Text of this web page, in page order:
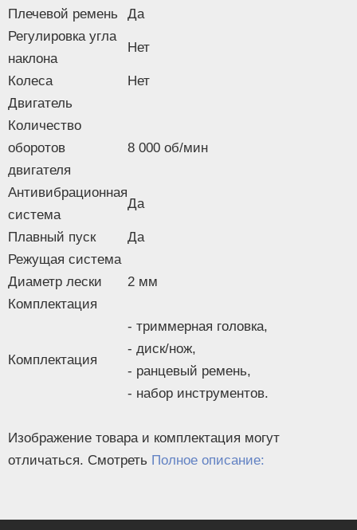
Плечевой ремень
Да
Регулировка угла
наклона
Нет
Колеса
Нет
Двигатель
Количество
оборотов
двигателя
8 000 об/мин
Антивибрационная
система
Да
Плавный пуск
Да
Режущая система
Диаметр лески
2 мм
Комплектация
Комплектация
- триммерная головка,
- диск/нож,
- ранцевый ремень,
- набор инструментов.
Изображение товара и комплектация могут
отличаться. Смотреть Полное описание: